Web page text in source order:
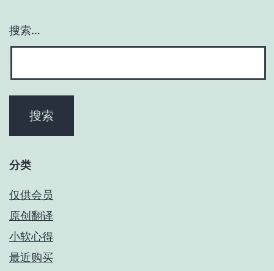
搜索…
分类
仅供会员
原创翻译
小软心得
最近购买